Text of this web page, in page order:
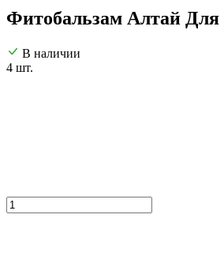
Фитобальзам Алтай
В наличии
4 шт.